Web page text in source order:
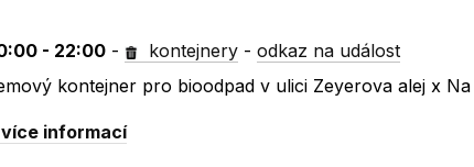
- 22:00 - kontejnery -odkaz na událost
kontejner pro bioodpad v ulici Zeyerova alej x
informací